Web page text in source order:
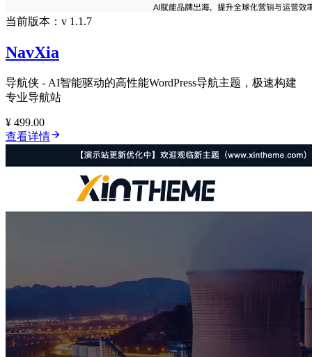
当前版本：v 1.1.7
NavXia
导航侠 - AI智能驱动的高性能WordPress导航主题，极速构建
专业导航站
¥ 499.00
查看详情